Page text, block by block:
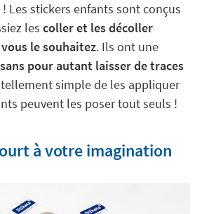
Les stickers enfants sont conçus
les coller et les décoller
le souhaitez. Ils ont une
pour autant laisser de traces
tellement simple de les appliquer
peuvent les poser tout seuls !
à votre imagination